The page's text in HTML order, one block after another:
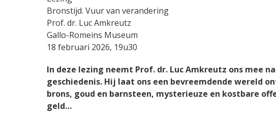
Bronstijd. Vuur van verandering
Prof. dr. Luc Amkreutz
Gallo-Romeins Museum
18 februari 2026, 19u30
In deze lezing neemt Prof. dr. Luc Amkreutz ons mee
geschiedenis. Hij laat ons een bevreemdende wereld
brons, goud en barnsteen, mysterieuze en kostbare
geld…